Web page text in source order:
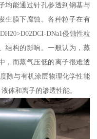
均能通过针孔参透到钢基与
生膜下腐蚀。各种粒子在有
DNa1侵蚀性粒
结构的影响。一般认为，蒸
，而蒸气压低的离子很难透
除与有机涂层物理化学性能
体和离子的渗透性能。